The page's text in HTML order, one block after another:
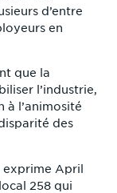
d’entre
en
que la
l’industrie,
à l’animosité
des
exprime April
258 qui